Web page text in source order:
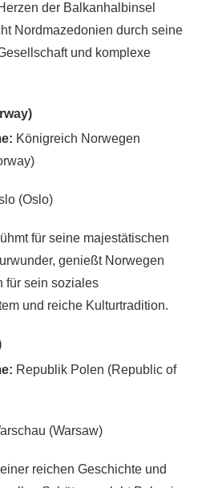
der Balkanhalbinsel
Nordmazedonien durch seine
und komplexe
Königreich Norwegen
(Oslo)
für seine majestätischen
genießt Norwegen
für sein soziales
und reiche Kulturtradition.
Republik Polen (Republic of
(Warsaw)
reichen Geschichte und